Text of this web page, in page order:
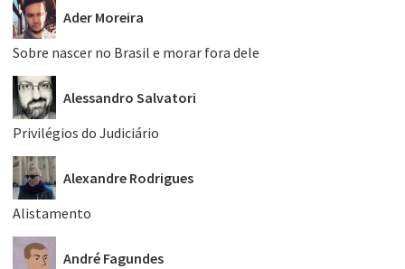
Ader Moreira
Sobre nascer no Brasil e morar fora dele
Alessandro Salvatori
Privilégios do Judiciário
Alexandre Rodrigues
Alistamento
André Fagundes